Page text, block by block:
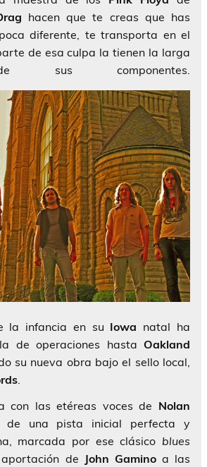
hacen que te creas que has
diferente, te transporta en el
de esa culpa la tienen la larga
sus componentes.
la infancia en su Iowa natal ha
de operaciones hasta Oakland
su nueva obra bajo el sello local,
.
con las etéreas voces de Nolan
de una pista inicial perfecta y
marcada por ese clásico blues
de John Gaminoa las